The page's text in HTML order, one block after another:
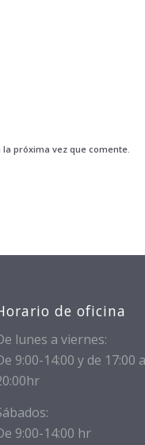
próxima vez que comente.
de oficina
lunes a viernes:
9:00-14:00 y de 17:00 a
9:00-14:00 hr